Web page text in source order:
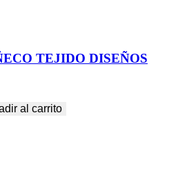
TEJIDO DISEÑOS
al carrito